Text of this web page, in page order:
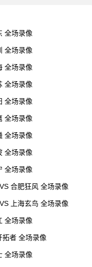
全场录像
全场录像
全场录像
全场录像
全场录像
全场录像
全场录像
全场录像
全场录像
合肥狂风 全场录像
上海玄鸟 全场录像
全场录像
者 全场录像
全场录像